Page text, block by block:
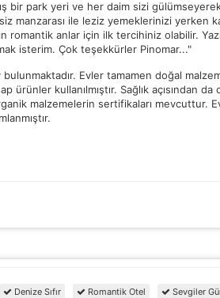
bir park yeri ve her daim sizi gülümseyerek
manzarası ile leziz yemeklerinizi yerken
romantik anlar için ilk tercihiniz olabilir.
isterim. Çok teşekkürler Pinomar..."
Evler tamamen doğal
ürünler kullanılmıştır. Sağlık açısından
malzemelerin sertifikaları mevcuttur.
Denize Sıfır Romantik Otel Sevgiler